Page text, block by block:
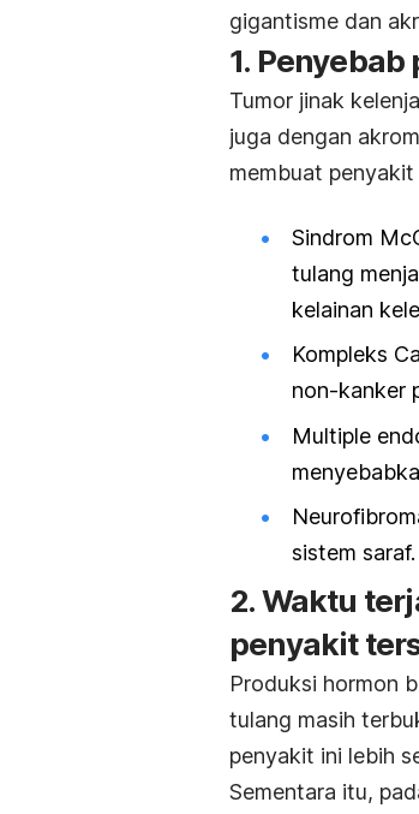
gigantisme dan
1.
Tumor jinak
juga dengan
membuat
Sindrom
tulang
kelainan
Kompleks
non-kanker
Multiple
sistem saraf.
2. Waktu
penyakit
Produksi hormon
tulang masih
penyakit ini lebih
Sementara itu,